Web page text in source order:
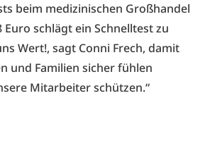
beim medizinischen Großhandel
schlägt ein Schnelltest zu
Wert!, sagt Conni Frech, damit
und Familien sicher fühlen
Mitarbeiter schützen.“